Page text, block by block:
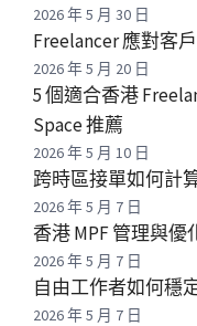
2026 年 5 月 30 日
Freelancer 應對客
2026 年 5 月 20 日
5 個適合香港
Space 推薦
2026 年 5 月 10 日
跨時區接單如何計
2026 年 5 月 7 日
香港 MPF 管理與優
2026 年 5 月 7 日
自由工作者如何穩
2026 年 5 月 7 日